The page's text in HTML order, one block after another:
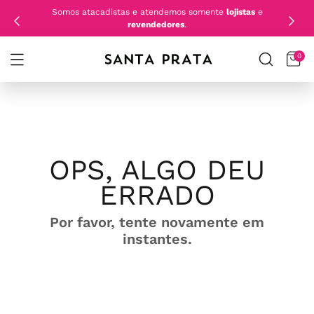
Somos atacadistas e atendemos somente lojistase
revendedores.
0
OPS, ALGO DEU
ERRADO
Por favor, tente novamente em
instantes.